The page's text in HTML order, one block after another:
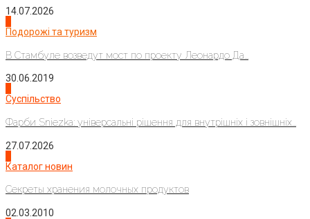
14.07.2026
Подорожі та туризм
В Стамбуле возведут мост по проекту Леонардо Да...
30.06.2019
Суспільство
Фарби Sniezka: універсальні рішення для внутрішніх і зовнішніх...
27.07.2026
Каталог новин
Секреты хранения молочных продуктов
02.03.2010